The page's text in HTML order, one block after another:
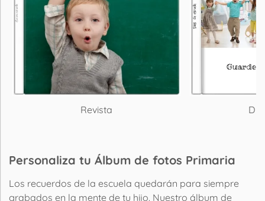
Revista
Personaliza tu Álbum de fotos Primaria
Los recuerdos de la escuela quedarán para siempre
grabados en la mente de tu hijo. Nuestro álbum de